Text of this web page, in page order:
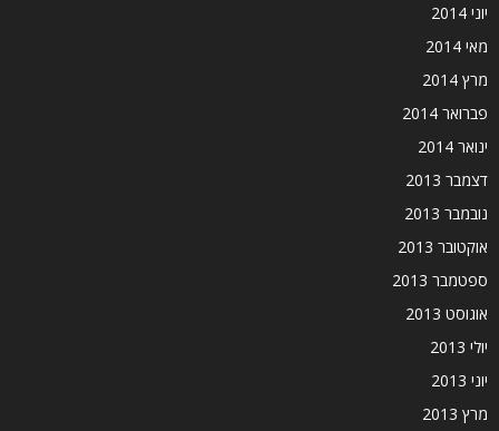
יוני 2014
מאי 2014
מרץ 2014
פברואר 2014
ינואר 2014
דצמבר 2013
נובמבר 2013
אוקטובר 2013
ספטמבר 2013
אוגוסט 2013
יולי 2013
יוני 2013
מרץ 2013